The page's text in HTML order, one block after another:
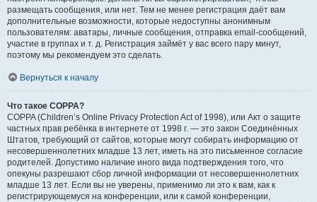
размещать сообщения, или нет. Тем не менее регистрация даёт вам
дополнительные возможности, которые недоступны анонимным
пользователям: аватары, личные сообщения, отправка email-сообщений,
участие в группах и т. д. Регистрация займёт у вас всего пару минут,
поэтому мы рекомендуем это сделать.
Вернуться к началу
Что такое COPPA?
COPPA (Children’s Online Privacy Protection Act of 1998), или Акт о защите
частных прав ребёнка в интернете от 1998 г. — это закон Соединённых
Штатов, требующий от сайтов, которые могут собирать информацию от
несовершеннолетних младше 13 лет, иметь на это письменное согласие
родителей. Допустимо наличие иного вида подтверждения того, что
опекуны разрешают сбор личной информации от несовершеннолетних
младше 13 лет. Если вы не уверены, применимо ли это к вам, как к
регистрирующемуся на конференции, или к самой конференции,